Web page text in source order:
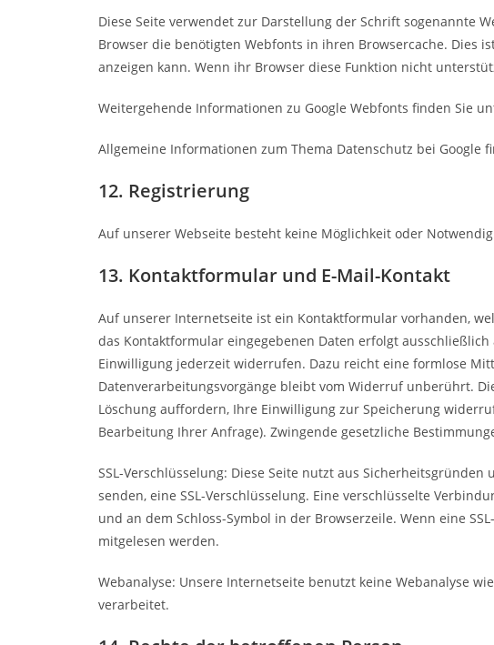
Diese Seite verwendet zur Darstellung der Schrift sogenannte
Browser die benötigten Webfonts in ihren Browsercache. Dies
anzeigen kann. Wenn ihr Browser diese Funktion nicht
Weitergehende Informationen zu Google Webfonts finden Sie
Allgemeine Informationen zum Thema Datenschutz bei Google
12. Registrierung
Auf unserer Webseite besteht keine Möglichkeit oder
13. Kontaktformular und E-Mail-Kontakt
Auf unserer Internetseite ist ein Kontaktformular vorhanden,
das Kontaktformular eingegebenen Daten erfolgt
Einwilligung jederzeit widerrufen. Dazu reicht eine formlose
Datenverarbeitungsvorgänge bleibt vom Widerruf unberührt.
Löschung auffordern, Ihre Einwilligung zur Speicherung
Bearbeitung Ihrer Anfrage). Zwingende gesetzliche
SSL-Verschlüsselung: Diese Seite nutzt aus
senden, eine SSL-Verschlüsselung. Eine verschlüsselte
und an dem Schloss-Symbol in der Browserzeile. Wenn eine
mitgelesen werden.
Webanalyse: Unsere Internetseite benutzt keine Webanalyse
verarbeitet.